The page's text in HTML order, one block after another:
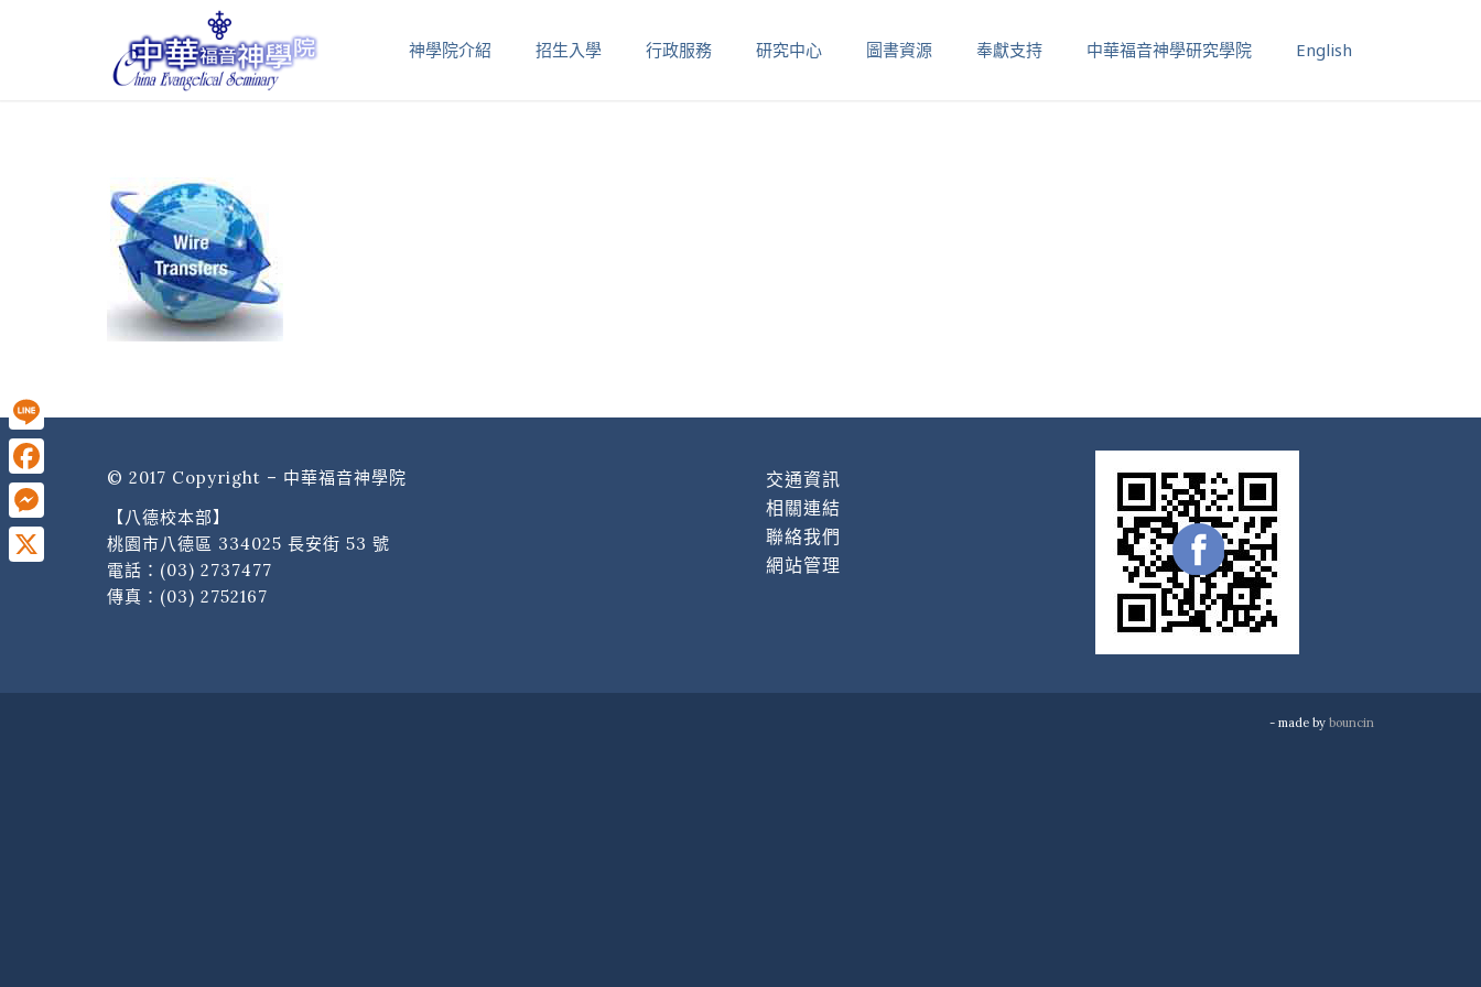
神學院介紹 招生入學 行政服務 研究中心 圖書資源 奉獻支持 中華福音神學研究學院 English
© 2017 Copyright – 中華福音神學院
【八德校本部】
桃園市八德區 334025 長安街 53 號
電話： (03) 2737477
傳真：(03) 2752167
交通資訊
相關連結
聯絡我們
網站管理
- made by bouncin
Line
Facebook
Messenger